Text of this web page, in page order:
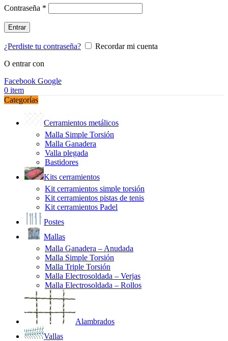
Contraseña *
Entrar
¿Perdiste tu contraseña?
Recordar mi cuenta
O entrar con
Facebook Google
0 item
Categorías
Cerramientos metálicos
Malla Simple Torsión
Malla Ganadera
Valla plegada
Bastidores
Kits cerramientos
Kit cerramientos simple torsión
Kit cerramientos pistas de tenis
Kit cerramientos Padel
Postes
Mallas
Malla Ganadera – Anudada
Malla Simple Torsión
Malla Triple Torsión
Malla Electrosoldada – Verjas
Malla Electrosoldada – Rollos
Alambrados
Vallas